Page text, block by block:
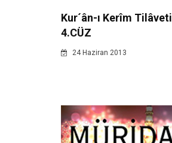
Kur´ân-ı Kerîm Tilâveti
4.CÜZ
24 Haziran 2013